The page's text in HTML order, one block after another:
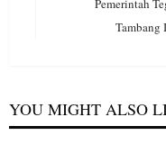
Tambang
YOU MIGHT ALSO